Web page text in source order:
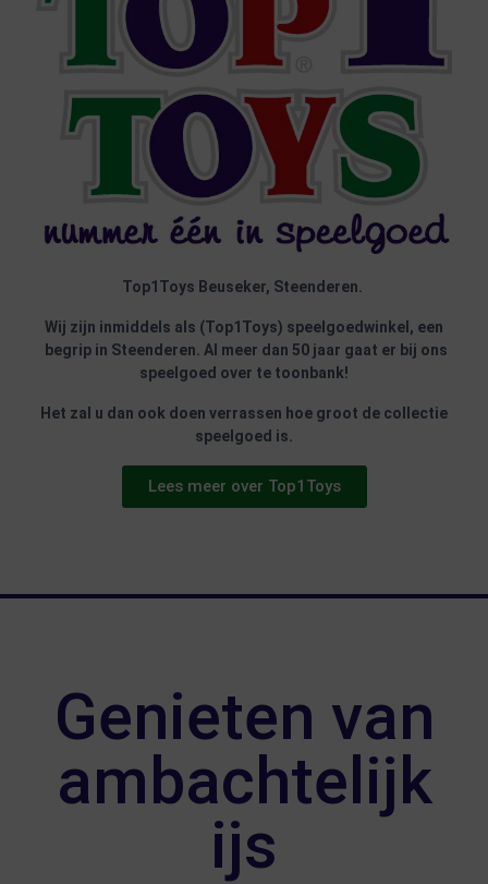
Top1Toys Beuseker, Steenderen.
Wij zijn inmiddels als (Top1Toys) speelgoedwinkel, een
begrip in Steenderen. Al meer dan 50 jaar gaat er bij ons
speelgoed over te toonbank!
Het zal u dan ook doen verrassen hoe groot de collectie
speelgoed is.
Lees meer over Top1Toys
Genieten van
ambachtelijk
ijs